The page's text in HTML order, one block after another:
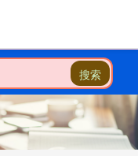
搜索